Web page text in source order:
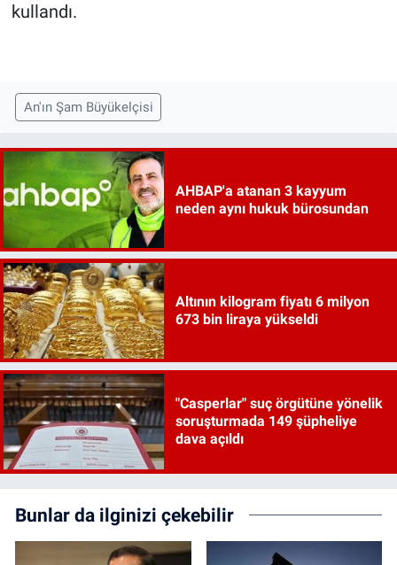
kullandı.
An'ın Şam Büyükelçisi
AHBAP'a atanan 3 kayyum
neden aynı hukuk bürosundan
Altının kilogram fiyatı 6 milyon
673 bin liraya yükseldi
"Casperlar" suç örgütüne yönelik
soruşturmada 149 şüpheliye
dava açıldı
Bunlar da ilginizi çekebilir